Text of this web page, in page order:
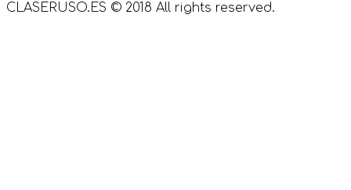
CLASERUSO.ES © 2018 All rights reserved.